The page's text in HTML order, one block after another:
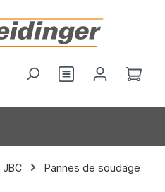
Vous avez 0Le
JBC
Pannes de soudage